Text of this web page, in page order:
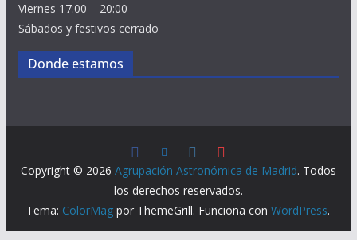
Viernes 17:00 – 20:00
Sábados y festivos cerrado
Donde estamos
Copyright © 2026 Agrupación Astronómica de Madrid. Todos
los derechos reservados.
Tema: ColorMag por ThemeGrill. Funciona conWordPress.